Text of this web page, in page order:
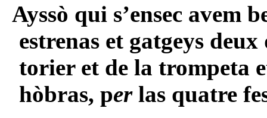
Ayssò qui s’ensec avem
estrenas et gatgeys
torier et de la trompeta
hòbras, perlas quatre